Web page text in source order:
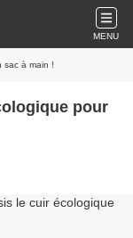
MENU
sac à main !
pour